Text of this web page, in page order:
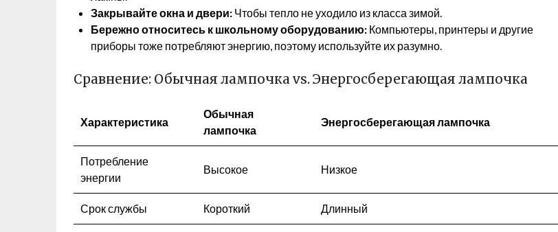
Закрывайте окна и двери: Чтобы тепло не уходило из класса зимой.
Бережно относитесь к школьному оборудованию: Компьютеры, принтеры и другие
приборы тоже потребляют энергию, поэтому используйте их разумно.
Сравнение: Обычная лампочка vs. Энергосберегающая лампочка
Характеристика
Обычная
лампочка
Энергосберегающая лампочка
Потребление
энергии
Высокое Низкое
Срок службы Короткий Длинный